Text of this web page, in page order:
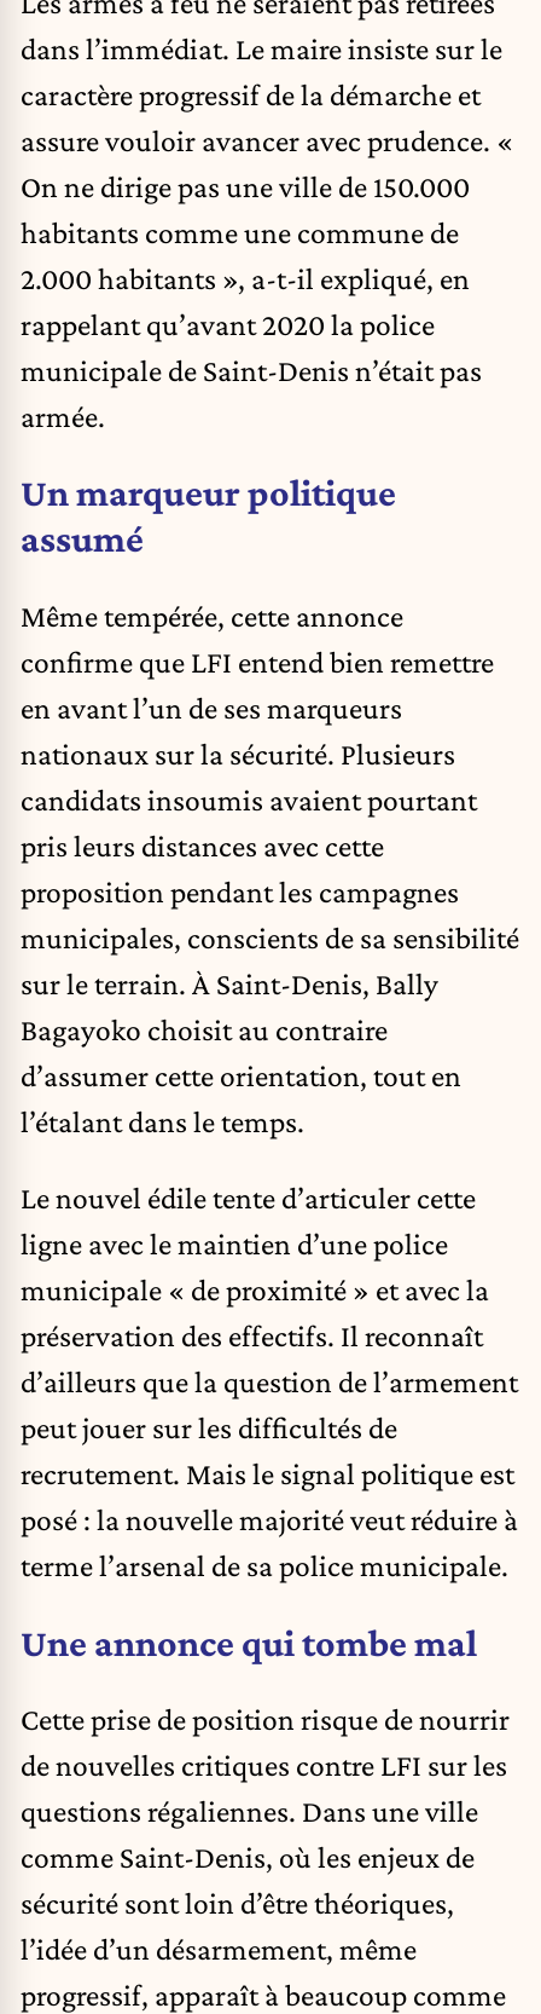
dans l’immédiat. Le maire insiste sur le
caractère progressif de la démarche et
assure vouloir avancer avec prudence. «
On ne dirige pas une ville de 150.000
habitants comme une commune de
2.000 habitants », a-t-il expliqué, en
rappelant qu’avant 2020 la police
municipale de Saint-Denis n’était pas
armée.
Un marqueur politique
assumé
Même tempérée, cette annonce
confirme que LFI entend bien remettre
en avant l’un de ses marqueurs
nationaux sur la sécurité. Plusieurs
candidats insoumis avaient pourtant
pris leurs distances avec cette
proposition pendant les campagnes
municipales, conscients de sa sensibilité
sur le terrain. À Saint-Denis, Bally
Bagayoko choisit au contraire
d’assumer cette orientation, tout en
l’étalant dans le temps.
Le nouvel édile tente d’articuler cette
ligne avec le maintien d’une police
municipale « de proximité » et avec la
préservation des effectifs. Il reconnaît
d’ailleurs que la question de l’armement
peut jouer sur les difficultés de
recrutement. Mais le signal politique est
posé : la nouvelle majorité veut réduire à
terme l’arsenal de sa police municipale.
Une annonce qui tombe mal
Cette prise de position risque de nourrir
de nouvelles critiques contre LFI sur les
questions régaliennes. Dans une ville
comme Saint-Denis, où les enjeux de
sécurité sont loin d’être théoriques,
l’idée d’un désarmement, même
progressif, apparaît à beaucoup comme